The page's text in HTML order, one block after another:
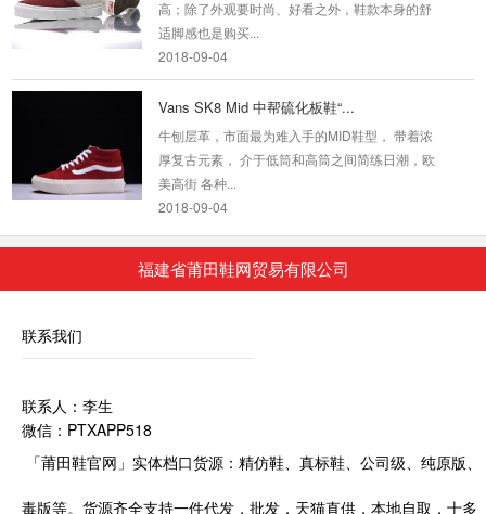
适脚感也是购买...
2018-09-04
牛刨层革，市面最为难入手的MID鞋型， 带着浓
厚复古元素， 介于低筒和高筒之间简练日潮，欧
美高街 各种...
2018-09-04
早在两年前，The North Face 就和 VANS 展开
2019-08-16
纹也不例外。细节上保持了Vans Vault应有的复
2018-09-04
福建省莆田鞋网贸易有限公司
联系我们
联系人：李生
微信：PTXAPP518
「莆田鞋官网」实体档口货源：精仿鞋、真标鞋、公司级、纯原版、
毒版等。货源齐全支持一件代发，批发，天猫直供，本地自取，十多